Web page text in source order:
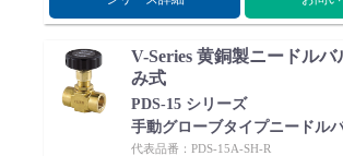
会社情報
Corporate Blog
V-Series 黄銅製ニードルバ
み式
PDS-15 シリーズ
手動グローブタイプニードル
代表品番：PDS-15A-SH-R